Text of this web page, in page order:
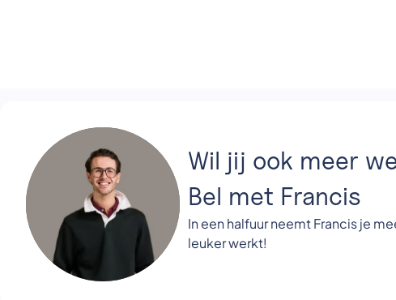
Wil jij ook meer
Bel met Francis
In een halfuur neemt Francis je
leuker werkt!